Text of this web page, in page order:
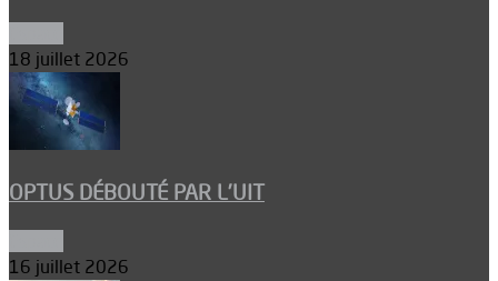
18 juillet 2026
OPTUS DÉBOUTÉ PAR L’UIT
16 juillet 2026